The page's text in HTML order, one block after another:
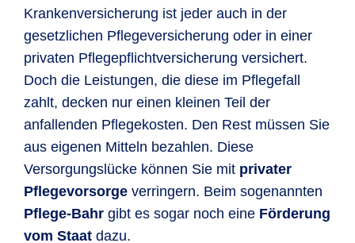
Krankenversicherung ist jeder auch in der
gesetzlichen Pflegeversicherung oder in einer
privaten Pflegepflichtversicherung versichert.
Doch die Leistungen, die diese im Pflegefall
zahlt, decken nur einen kleinen Teil der
anfallenden Pflegekosten. Den Rest müssen Sie
aus eigenen Mitteln bezahlen. Diese
Versorgungslücke können Sie mit privater
Pflegevorsorge verringern. Beim sogenannten
Pflege-Bahr gibt es sogar noch eine Förderung
vom Staat dazu.